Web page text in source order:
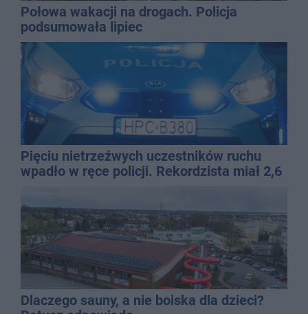
Połowa wakacji na drogach. Policja
podsumowała lipiec
Pięciu nietrzeźwych uczestników ruchu
wpadło w ręce policji. Rekordzista miał 2,6
Dlaczego sauny, a nie boiska dla dzieci?